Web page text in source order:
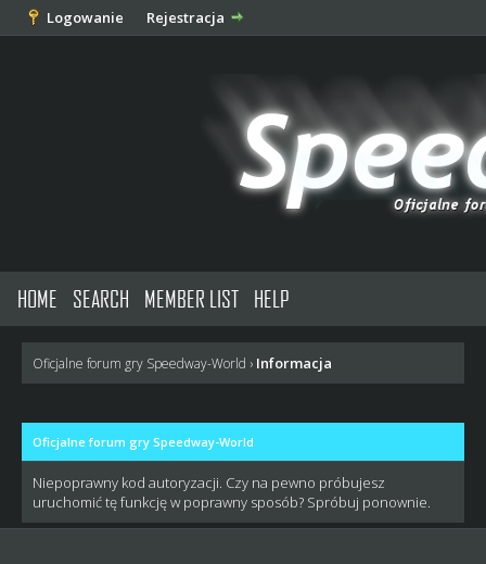
Logowanie Rejestracja
HOME SEARCH MEMBER LIST HELP
Oficjalne forum gry Speedway-World › Informacja
Oficjalne forum gry Speedway-World
Niepoprawny kod autoryzacji. Czy na pewno próbujesz
uruchomić tę funkcję w poprawny sposób? Spróbuj ponownie.